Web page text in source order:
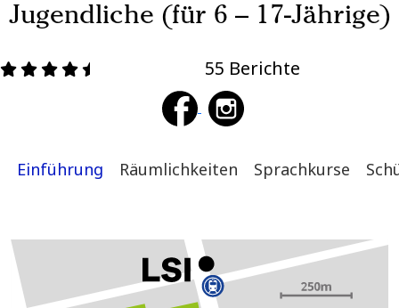
Jugendliche (für 6 – 17-Jährige)
55 Berichte
Einführung Räumlichkeiten Sprachkurse